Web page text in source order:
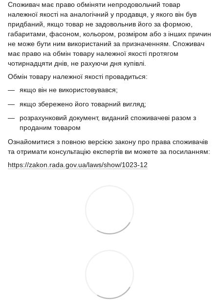
Споживач має право обміняти непродовольчий товар
належної якості на аналогічний у продавця, у якого він був
придбаний, якщо товар не задовольнив його за формою,
габаритами, фасоном, кольором, розміром або з інших причин
не може бути ним використаний за призначенням. Споживач
має право на обмін товару належної якості протягом
чотирнадцяти днів, не рахуючи дня купівлі.
Обмін товару належної якості провадиться:
якщо він не використовувався;
якщо збережено його товарний вигляд;
розрахунковий документ, виданий споживачеві разом з
проданим товаром
Ознайомитися з повною версією закону про права споживачів
та отримати консультацію експертів ви можете за посиланням:
https://zakon.rada.gov.ua/laws/show/1023-12